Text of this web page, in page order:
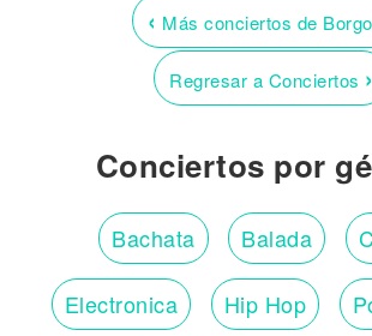
‹ Más conciertos de
Regresar a Conciertos ›
Conciertos por
Bachata Balada
Electronica Hip Hop